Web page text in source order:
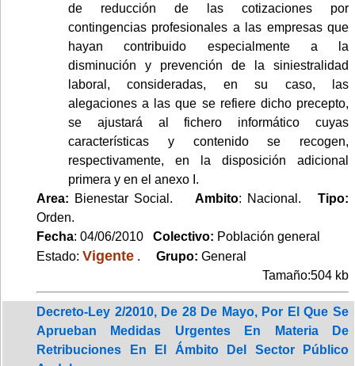
de reducción de las cotizaciones por
contingencias profesionales a las empresas que
hayan contribuido especialmente a la
disminución y prevención de la siniestralidad
laboral, consideradas, en su caso, las
alegaciones a las que se refiere dicho precepto,
se ajustará al fichero informático cuyas
características y contenido se recogen,
respectivamente, en la disposición adicional
primera y en el anexo I.
Area: Bienestar Social. Ambito: Nacional. Tipo:
Orden.
Fecha: 04/06/2010 Colectivo: Población general
Estado: Vigente . Grupo: General
Tamaño:504 kb
Decreto-Ley 2/2010, De 28 De Mayo, Por El Que Se
Aprueban Medidas Urgentes En Materia De
Retribuciones En El Ámbito Del Sector Público